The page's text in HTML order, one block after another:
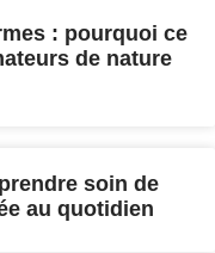
: pourquoi ce
de nature
soin de
au quotidien